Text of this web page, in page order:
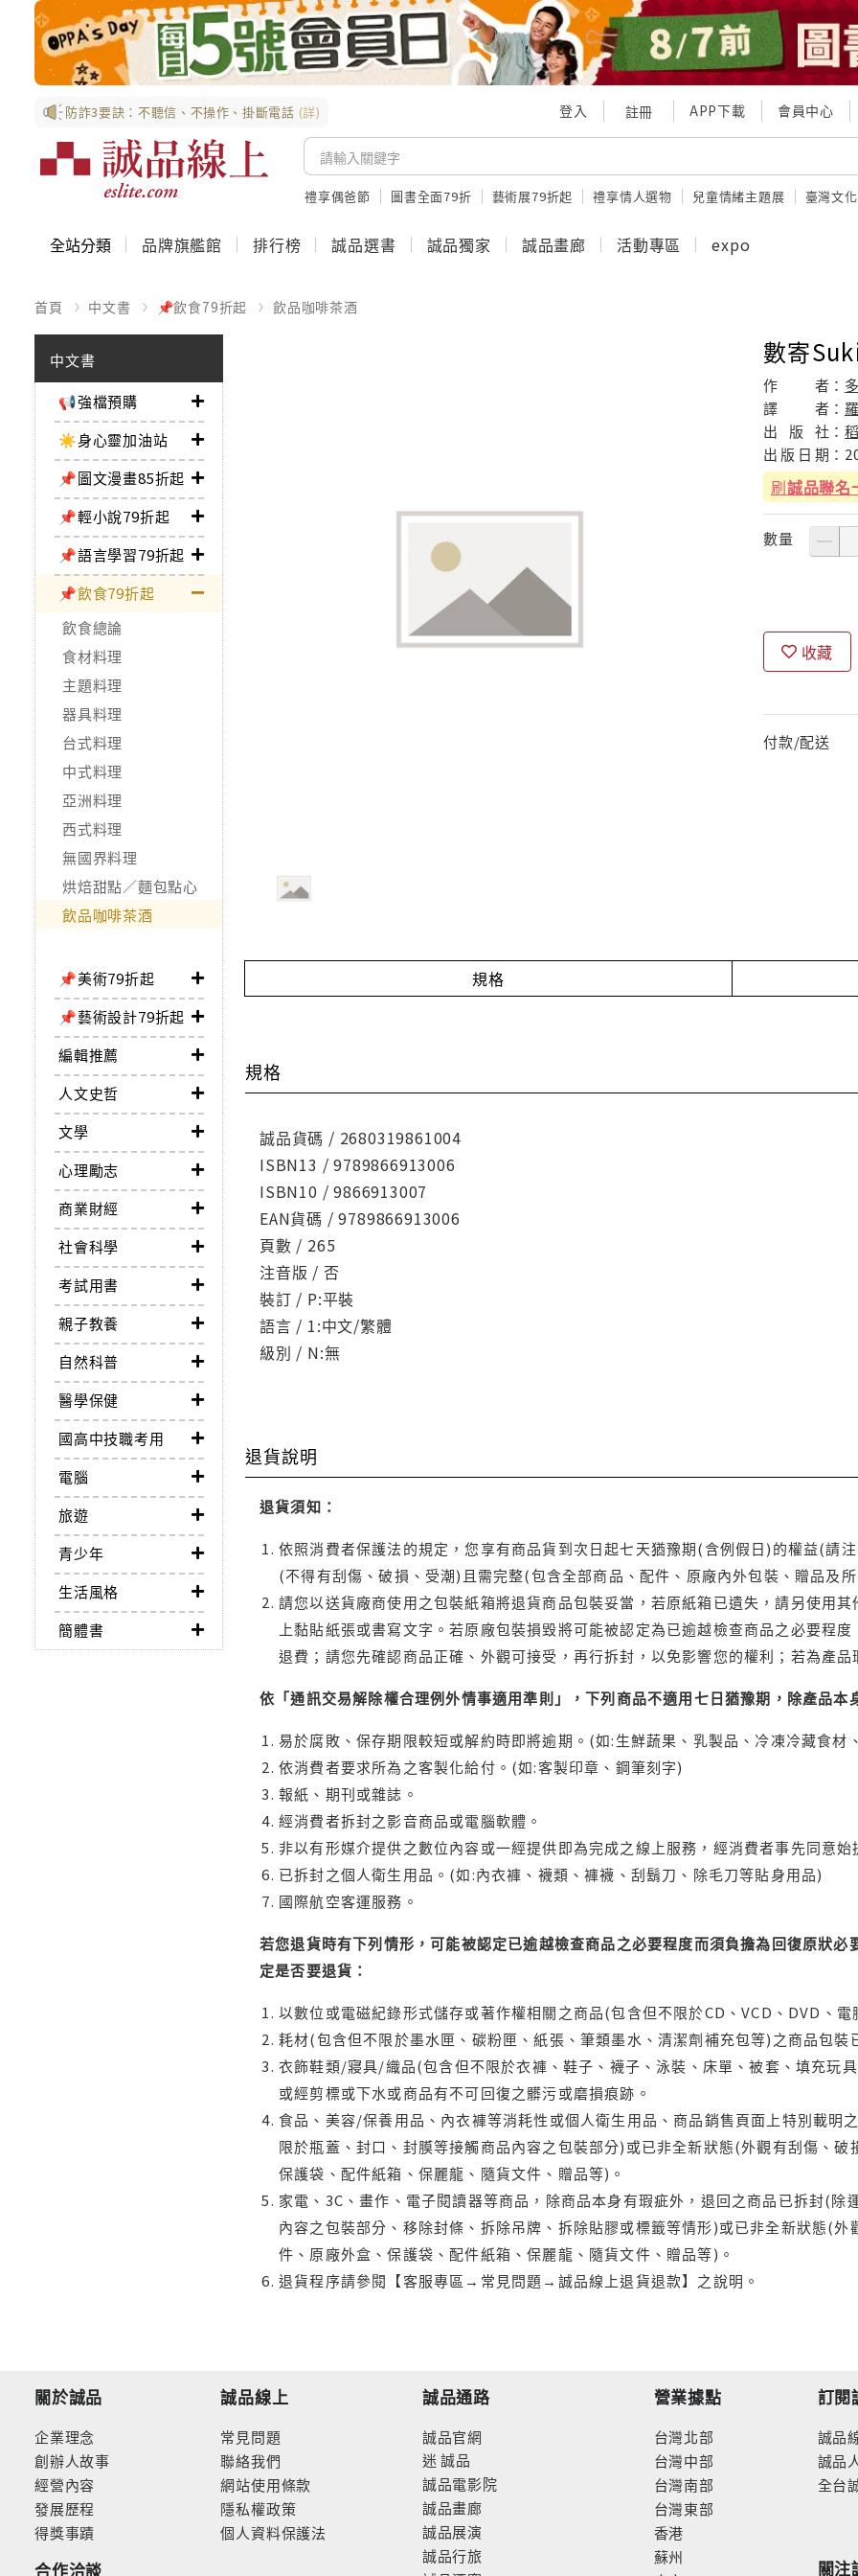
防詐3要訣：不聽信、不操作、掛斷電話 (詳) 登入 註冊 APP下載 會員中心
禮享偶爸節 圖書全面79折 藝術展79折起 禮享情人選物 兒童情緒主題展 臺灣文
全站分類 品牌旗艦館 排行榜 誠品選書 誠品獨家 誠品畫廊 活動專區 expo
首頁 中文書 📌飲食79折起 飲品咖啡茶酒
中文書
📢強檔預購
☀️身心靈加油站
📌圖文漫畫85折起
📌輕小說79折起
📌語言學習79折起
📌飲食79折起
飲食總論
食材料理
主題料理
器具料理
台式料理
中式料理
亞洲料理
西式料理
無國界料理
烘焙甜點／麵包點心
飲品咖啡茶酒
📌美術79折起
📌藝術設計79折起
編輯推薦
人文史哲
文學
心理勵志
商業財經
社會科學
考試用書
親子教養
自然科普
醫學保健
國高中技職考用
電腦
旅遊
青少年
生活風格
簡體書
數寄
作 者：
譯
者：
出
版 社：
出 版 日 期：
刷誠品聯名
數量
收藏
付款/配送
規格
規格
誠品貨碼 / 2680319861004
ISBN13 / 9789866913006
ISBN10 / 9866913007
EAN貨碼 / 9789866913006
頁數 / 265
注音版 / 否
裝訂 / P:平裝
語言 / 1:中文/繁體
級別 / N:無
退貨說明
退貨須知：
依照消費者保護法的規定，您享有商品貨到次日起七天猶豫期(含例假日)的權益(請
(不得有刮傷、破損、受潮)且需完整(包含全部商品、配件、原廠內外包裝、贈品及
請您以送貨廠商使用之包裝紙箱將退貨商品包裝妥當，若原紙箱已遺失，請另使用
上黏貼紙張或書寫文字。若原廠包裝損毀將可能被認定為已逾越檢查商品之必要程
退費；請您先確認商品正確、外觀可接受，再行拆封，以免影響您的權利；若為產
依「通訊交易解除權合理例外情事適用準則」，下列商品不適用七日猶豫期，除產品本
易於腐敗、保存期限較短或解約時即將逾期。(如:生鮮蔬果、乳製品、冷凍冷藏食材
依消費者要求所為之客製化給付。(如:客製印章、鋼筆刻字)
報紙、期刊或雜誌。
經消費者拆封之影音商品或電腦軟體。
非以有形媒介提供之數位內容或一經提供即為完成之線上服務，經消費者事先同意
已拆封之個人衛生用品。(如:內衣褲、襪類、褲襪、刮鬍刀、除毛刀等貼身用品)
國際航空客運服務。
若您退貨時有下列情形，可能被認定已逾越檢查商品之必要程度而須負擔為回復原狀
定是否要退貨：
以數位或電磁紀錄形式儲存或著作權相關之商品(包含但不限於CD、VCD、DVD、
耗材(包含但不限於墨水匣、碳粉匣、紙張、筆類墨水、清潔劑補充包等)之商品包
衣飾鞋類/寢具/織品(包含但不限於衣褲、鞋子、襪子、泳裝、床單、被套、填充玩
或經剪標或下水或商品有不可回復之髒污或磨損痕跡。
食品、美容/保養用品、內衣褲等消耗性或個人衛生用品、商品銷售頁面上特別載明
限於瓶蓋、封口、封膜等接觸商品內容之包裝部分)或已非全新狀態(外觀有刮傷、
保護袋、配件紙箱、保麗龍、隨貨文件、贈品等)。
家電、3C、畫作、電子閱讀器等商品，除商品本身有瑕疵外，退回之商品已拆封(
內容之包裝部分、移除封條、拆除吊牌、拆除貼膠或標籤等情形)或已非全新狀態(
件、原廠外盒、保護袋、配件紙箱、保麗龍、隨貨文件、贈品等)。
退貨程序請參閱【客服專區→常見問題→誠品線上退貨退款】之說明。
關於誠品
企業理念
創辦人故事
經營內容
發展歷程
得獎事蹟
合作洽談
誠品線上
常見問題
聯絡我們
網站使用條款
隱私權政策
個人資料保護法
誠品通路
誠品官網
迷 誠品
誠品電影院
誠品畫廊
誠品展演
誠品行旅
營業據點
台灣北部
台灣中部
台灣南部
台灣東部
香港
蘇州
訂閱
誠品
誠品
全台
關注